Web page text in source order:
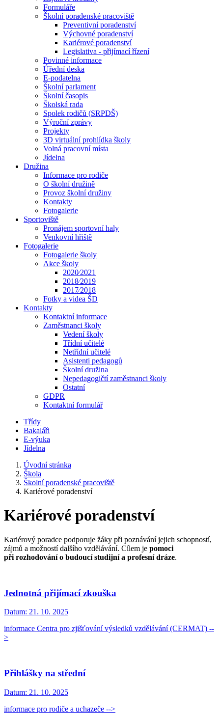
Formuláře
Školní poradenské pracoviště
Preventivní poradenství
Výchovné poradenství
Kariérové poradenství
Legislativa - přijímací řízení
Povinné informace
Úřední deska
E-podatelna
Školní parlament
Školní časopis
Školská rada
Spolek rodičů (SRPDŠ)
Výroční zprávy
Projekty
3D virtuální prohlídka školy
Volná pracovní místa
Jídelna
Družina
Informace pro rodiče
O školní družině
Provoz školní družiny
Kontakty
Fotogalerie
Sportoviště
Pronájem sportovní haly
Venkovní hřiště
Fotogalerie
Fotogalerie školy
Akce školy
2020⁄2021
2018⁄2019
2017⁄2018
Fotky a videa ŠD
Kontakty
Kontaktní informace
Zaměstnanci školy
Vedení školy
Třídní učitelé
Netřídní učitelé
Asistenti pedagogů
Školní družina
Nepedagogičtí zaměstnanci školy
Ostatní
GDPR
Kontaktní formulář
Třídy
Bakaláři
E-výuka
Jídelna
Úvodní stránka
Škola
Školní poradenské pracoviště
Kariérové poradenství
Kariérové poradenství
Kariérový poradce podporuje žáky při poznávání jejich schopností,
zájmů a možností dalšího vzdělávání. Cílem je pomoci
při rozhodování o budoucí studijní a profesní dráze.
Jednotná přijímací zkouška
Datum: 21. 10. 2025
informace Centra pro zjišťování výsledků vzdělávání (CERMAT) --
>
Přihlášky na střední
Datum: 21. 10. 2025
informace pro rodiče a uchazeče -->